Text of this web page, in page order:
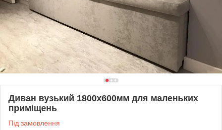
Диван вузький 1800х600мм для маленьких
приміщень
Під замовлення